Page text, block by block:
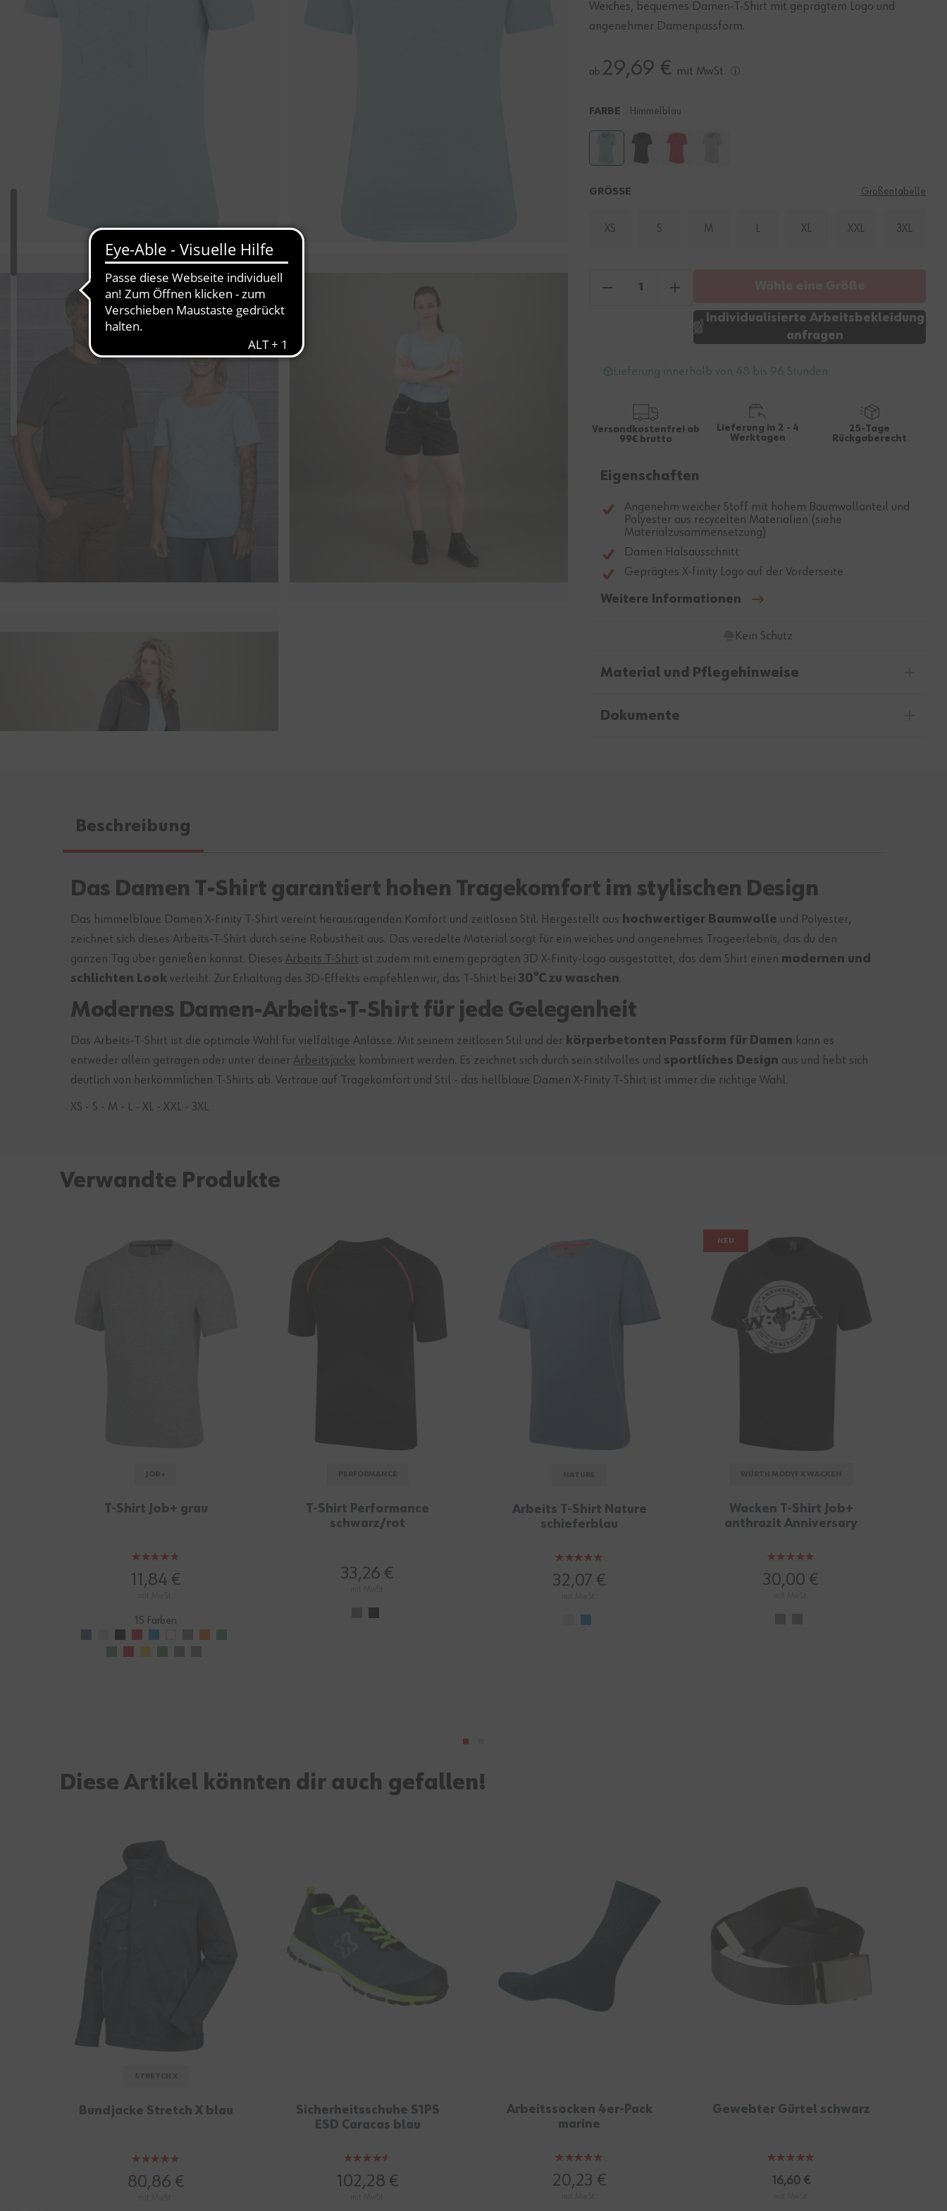
Weiches, bequemes Damen-T-Shirt mit geprägtem Logo und
angenehmer Damenpassform.
ab 29,69 € mit MwSt.
FARBE Himmelblau
GRÖSSE Größentabelle
XS S M L XL XXL 3XL
Individualisierte Arbeitsbekleidung
anfragen
Lieferung innerhalb von 48 bis 96 Stunden
Versandkostenfrei ab
99€ brutto
Lieferung in 2 - 4
Werktagen
25-Tage
Rückgaberecht
Eigenschaften
Angenehm weicher Stoff mit hohem Baumwollanteil und
Polyester aus recycelten Materialien (siehe
Materialzusammensetzung)
Damen Halsausschnitt
Geprägtes X-finity Logo auf der Vorderseite
Weitere Informationen
Kein Schutz
Material und Pflegehinweise
Dokumente
Beschreibung
Das Damen T-Shirt garantiert hohen Tragekomfort im stylischen Design
Das himmelblaue Damen X-Finity T-Shirt vereint herausragenden Komfort und zeitlosen Stil. Hergestellt aus hochwertiger Baumwolle und Polyester,
zeichnet sich dieses Arbeits-T-Shirt durch seine Robustheit aus. Das veredelte Material sorgt für ein weiches und angenehmes Trageerlebnis, das du den
ganzen Tag über genießen kannst. Dieses Arbeits T-Shirt ist zudem mit einem geprägten 3D X-Finity-Logo ausgestattet, das dem Shirt einen modernen und
schlichten Look verleiht. Zur Erhaltung des 3D-Effekts empfehlen wir, das T-Shirt bei 30°C zu waschen.
Modernes Damen-Arbeits-T-Shirt für jede Gelegenheit
Das Arbeits-T-Shirt ist die optimale Wahl für vielfältige Anlässe. Mit seinem zeitlosen Stil und der körperbetonten Passform für Damen kann es
entweder allein getragen oder unter deiner Arbeitsjacke kombiniert werden. Es zeichnet sich durch sein stilvolles und sportliches Design aus und hebt sich
deutlich von herkömmlichen T-Shirts ab. Vertraue auf Tragekomfort und Stil - das hellblaue Damen X-Finity T-Shirt ist immer die richtige Wahl.
XS - S - M - L - XL - XXL - 3XL
Verwandte Produkte
T-Shirt Job+ grau
Bewertung:
100%
11,84 €
15 Farben
T-Shirt Performance
schwarz/rot
33,26 €
Arbeits T-Shirt Nature
schieferblau
Bewertung:
100%
32,07 €
NEU
Wacken T-Shirt Job+
anthrazit Anniversary
Bewertung:
97%
30,00 €
Diese Artikel könnten dir auch gefallen!
Bundjacke Stretch X blau
Bewertung:
100%
80,86 €
Sicherheitsschuhe S1PS
ESD Caracas blau
Bewertung:
90%
102,28 €
Arbeitssocken 4er-Pack
marine
Bewertung:
100%
20,23 €
Gewebter Gürtel schwarz
Bewertung:
100%
16,60 €